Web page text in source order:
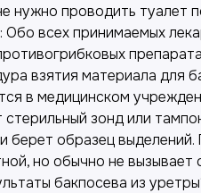
нужно проводить туалет
всех принимаемых
взятия материала для
в медицинском
стерильный зонд или
берет образец
но обычно не вызывает
бакпосева из